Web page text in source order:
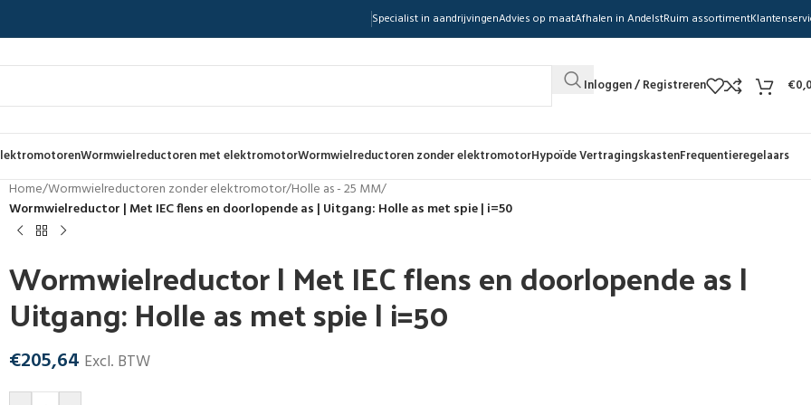
Specialist in aandrijvingenAdvies op maatAfhalen in AndelstRuim assortiment
Inloggen / Registreren €
Wormwielreductoren met elektromotorWormwielreductoren zonder elektromotorHypoïde VertragingskastenFrequentieregelaars
Home/Wormwielreductoren zonder elektromotor/Holle as - 25 MM/
Wormwielreductor | Met IEC flens en doorlopende as | Uitgang: Holle as met spie | i=50
Wormwielreductor | Met IEC flens en doorlopende as |
Uitgang: Holle as met spie | i=50
€205,64 Excl. BTW